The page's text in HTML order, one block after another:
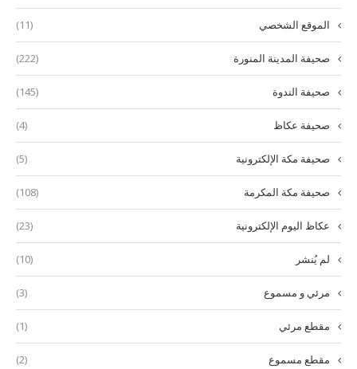
الموقع الشخصي (11)
صحيفة المدينة المنورة (222)
صحيفة الندوة (145)
صحيفة عكاظ (4)
صحيفة مكة الإلكترونية (5)
صحيفة مكة المكرمة (108)
عكاظ اليوم الإلكترونية (23)
لم يُنشر (10)
مرئي و مسموع (3)
مقطع مرئي (1)
مقطع مسموع (2)